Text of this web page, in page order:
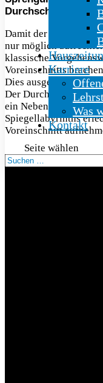
Karriere
Was
Kontakt
Seite wählen
Durchschlag im
Damit der normale
nur möglich
klassische
Voreinschnitts
Dies ausgehend von
Der Durchbruch
ein
Spiegellabyrinths
Voreinschnitt